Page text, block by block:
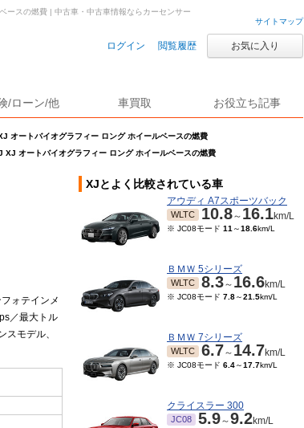
サイトマップ
ログイン 閲覧履歴 お気に入り
/ローン/他 車買取 お役立ち記事
オートバイオグラフィー ロング ホイールベースの燃費
XJ オートバイオグラフィー ロング ホイールベースの燃費
ースの燃費 | 中古車・中古車情報ならカーセンサー
ォテインメ
／最大トル
モデル、
XJとよく比較されている車
アウディ A7スポーツバック
WLTC 10.8～ 16.1km/L
※ JC08モード 11 ～18.6km/L
ＢＭＷ 5シリーズ
WLTC 8.3～ 16.6km/L
※ JC08モード 7.8～21.5km/L
ＢＭＷ 7シリーズ
WLTC 6.7～ 14.7km/L
※ JC08モード 6.4～17.7km/L
クライスラー 300
JC08 5.9～9.2km/L